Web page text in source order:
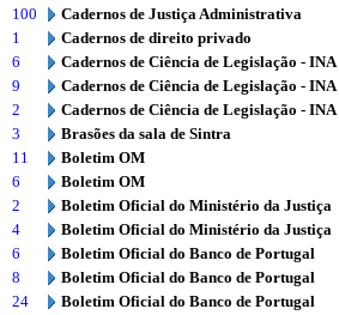
100
Cadernos de Justiça Administrativa
1
Cadernos de direito privado
6
Cadernos de Ciência de Legislação - INA
9
Cadernos de Ciência de Legislação - INA
2
Cadernos de Ciência de Legislação - INA
3
Brasões da sala de Sintra
11
Boletim OM
6
Boletim OM
2
Boletim Oficial do Ministério da Justiça
4
Boletim Oficial do Ministério da Justiça
6
Boletim Oficial do Banco de Portugal
8
Boletim Oficial do Banco de Portugal
24
Boletim Oficial do Banco de Portugal